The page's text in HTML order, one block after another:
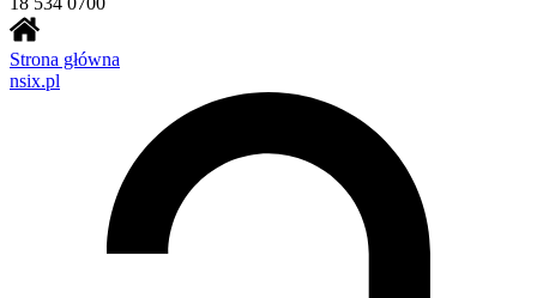
Strona główna
nsix.pl